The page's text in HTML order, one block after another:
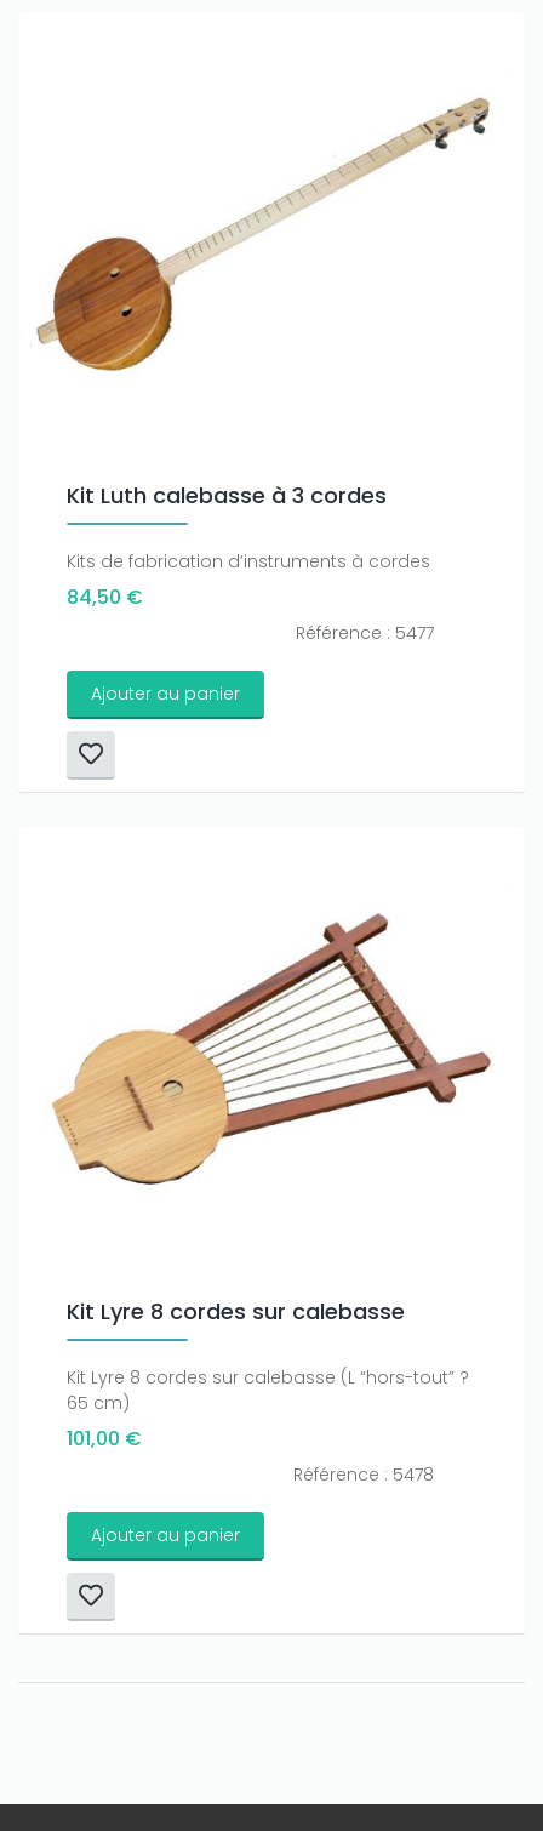
Kit Luth calebasse à 3 cordes
Kits de fabrication d’instruments à cordes
84,50 €
Référence : 5477
Ajouter au panier
Kit Lyre 8 cordes sur calebasse
Kit Lyre 8 cordes sur calebasse (L “hors-tout” ?
65 cm)
101,00 €
Référence : 5478
Ajouter au panier